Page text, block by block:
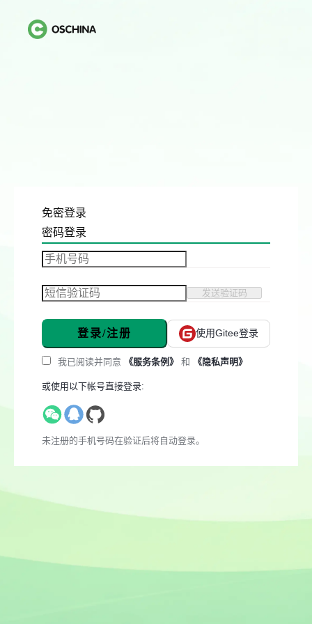
免密登录
密码登录
发送验证码
登录/注册 使用Gitee登录
我已阅读并同意 《服务条例》 和 《隐私声明》
或使用以下帐号直接登录:
未注册的手机号码在验证后将自动登录。